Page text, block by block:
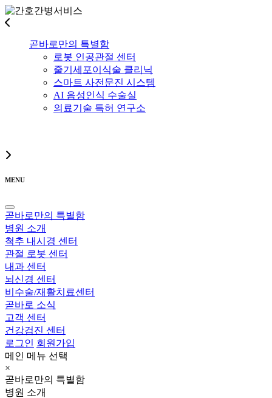
곧바로만의 특별함
로봇 인공관절 센터
줄기세포이식술 클리닉
스마트 사전문진 시스템
AI 음성인식 수술실
의료기술 특허 연구소
MENU
곧바로만의 특별함
병원 소개
척추 내시경 센터
관절 로봇 센터
내과 센터
뇌신경 센터
비수술/재활치료센터
곧바로 소식
고객 센터
건강검진 센터
로그인 회원가입
메인 메뉴 선택
×
곧바로만의 특별함
병원 소개